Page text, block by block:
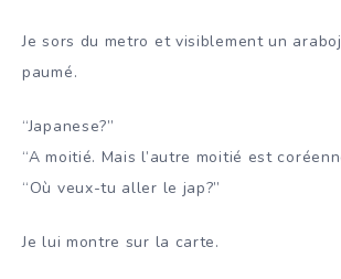
Je sors du metro et visiblement un
paumé.
“Japanese?”
“A moitié. Mais l’autre moitié est
“Où veux-tu aller le jap?”
Je lui montre sur la carte.